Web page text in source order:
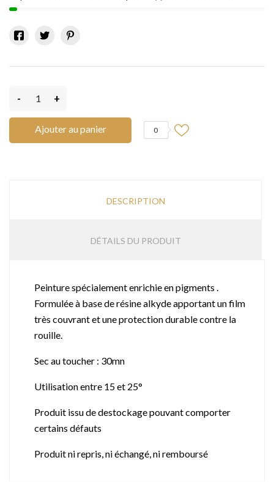
- +
Ajouter au panier 0
DESCRIPTION
DÉTAILS DU PRODUIT
Peinture spécialement enrichie en pigments .
Formulée à base de résine alkyde apportant un film
très couvrant et une protection durable contre la
rouille.
Sec au toucher : 30mn
Utilisation entre 15 et 25°
Produit issu de destockage pouvant comporter
certains défauts
Produit ni repris, ni échangé, ni remboursé